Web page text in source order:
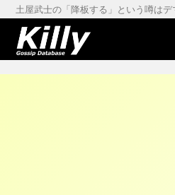
土屋武士の「降板する」という噂は